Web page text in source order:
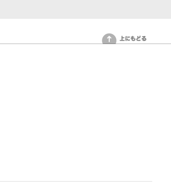
上にもどる